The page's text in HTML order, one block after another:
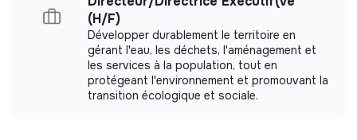
(H/F)
Développer durablement le territoire en
gérant l'eau, les déchets, l'aménagement et
les services à la population, tout en
protégeant l'environnement et promouvant la
transition écologique et sociale.